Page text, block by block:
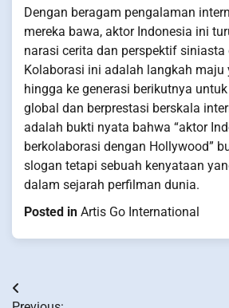
Dengan beragam pengalaman
mereka bawa, aktor Indonesia ini
narasi cerita dan perspektif siniasta
Kolaborasi ini adalah langkah maju
hingga ke generasi berikutnya
global dan berprestasi berskala
adalah bukti nyata bahwa “aktor
berkolaborasi dengan Hollywood”
slogan tetapi sebuah kenyataan
dalam sejarah perfilman dunia.
Posted in Artis Go International
Post